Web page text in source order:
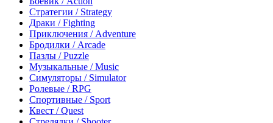
Стратегии / Strategy
Драки / Fighting
Приключения / Adventure
Бродилки / Arcade
Пазлы / Puzzle
Музыкальные / Music
Симуляторы / Simulator
Ролевые / RPG
Спортивные / Sport
Квест / Quest